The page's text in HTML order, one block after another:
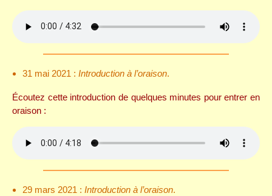
31 mai 2021 : Introduction à l’oraison.
Écoutez cette introduction de quelques minutes pour entrer en
oraison :
29 mars 2021 : Introduction à l’oraison.